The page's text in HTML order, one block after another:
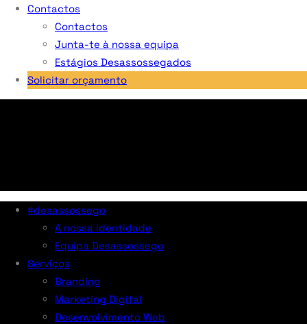
Contactos
Contactos
Junta-te à nossa equipa
Estágios Desassossegados
Solicitar orçamento
#desassossego
A nossa identidade
Equipa Desassossego
Serviços
Branding
Marketing Digital
Desenvolvimento Web